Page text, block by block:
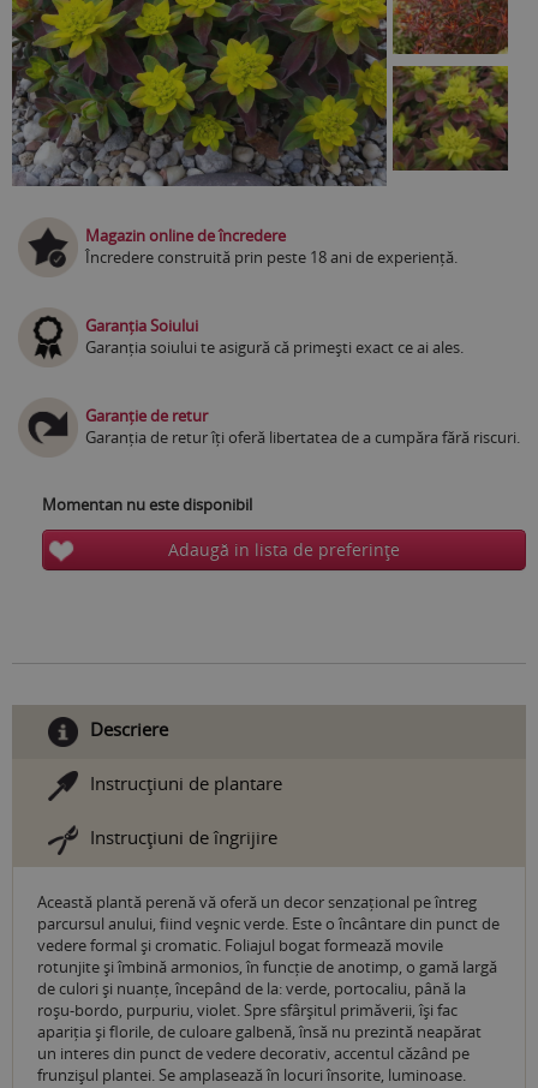
Magazin online de încredere
Încredere construită prin peste 18 ani de experiență.
Garanția Soiului
Garanția soiului te asigură că primești exact ce ai ales.
Garanție de retur
Garanția de retur îți oferă libertatea de a cumpăra fără riscuri.
Momentan nu este disponibil
Adaugă in lista de preferinţe
Descriere
Instrucţiuni de plantare
Instrucţiuni de îngrijire
Această plantă perenă vă oferă un decor senzațional pe întreg
parcursul anului, fiind veșnic verde. Este o încântare din punct de
vedere formal și cromatic. Foliajul bogat formează movile
rotunjite și îmbină armonios, în funcție de anotimp, o gamă largă
de culori și nuanțe, începând de la: verde, portocaliu, până la
roșu-bordo, purpuriu, violet. Spre sfârșitul primăverii, își fac
apariția și florile, de culoare galbenă, însă nu prezintă neapărat
un interes din punct de vedere decorativ, accentul căzând pe
frunzișul plantei. Se amplasează în locuri însorite, luminoase.